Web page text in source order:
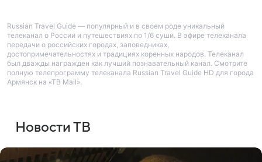
Russian Travel Guide — популярный и в своем роде уникальный
телеканал о России и путешествиях по 1/6 суши. В эфире телеканала
передачи о российских городах, заповедниках,
достопримечательностях и традициях коренных народов. Телеканал
был дважды награжден как лучший познавательный канал. Смотрите
полную телепрограмму телеканала Russian Travel Guide HD для города
Армянск на «ТВ Mail».
Новости ТВ